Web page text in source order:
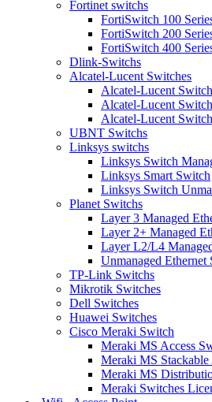
Fortinet switchs
FortiSwitch 100
FortiSwitch 200
FortiSwitch 400
Dlink-Switchs
Alcatel-Lucent Switches
Alcatel-Lucent
Alcatel-Lucent
Alcatel-Lucent
UBNT Switchs
Linksys switchs
Linksys Switch
Linksys Smart Switch
Linksys Switch
Planet Switchs
Layer 3 Managed
Layer 2+ Managed
Layer L2/L4
Unmanaged Ethernet
TP-Link Switchs
Mikrotik Switches
Dell Switches
Huawei Switches
Cisco Meraki Switch
Meraki MS Access
Meraki MS Stackable
Meraki MS
Meraki Switches